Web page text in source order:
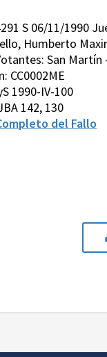
S 06/11/1990
Humberto
San
CC0002ME
1990-IV-100
142, 130
del Fallo